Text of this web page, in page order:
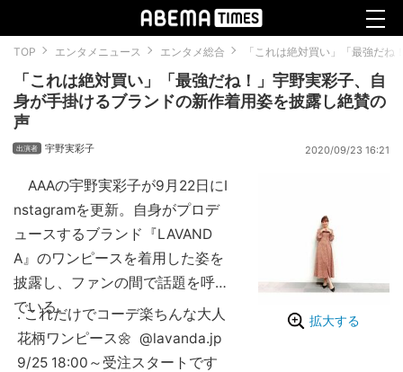
TOP エンタメニュース エンタメ総合 「これは絶対買い」「最強だ
「これは絶対買い」「最強だね！」宇野実彩子、自
身が手掛けるブランドの新作着用姿を披露し絶賛の
声
宇野実彩子 2020/09/23 16:21
拡大する
AAAの宇野実彩子が9月22日にI
nstagramを更新。自身がプロデ
ュースするブランド『LAVAND
A』のワンピースを着用した姿を
披露し、ファンの間で話題を呼ん
でいる。
. これだけでコーデ楽ちんな大人
花柄ワンピース🌼 @lavanda.jp
9/25 18:00～受注スタートです